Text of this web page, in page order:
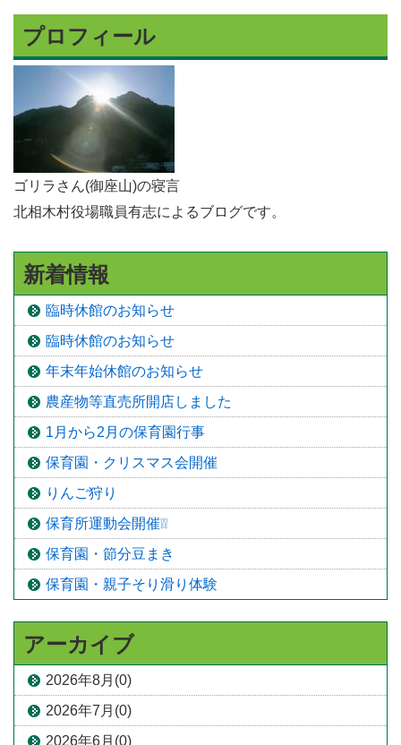
プロフィール
ゴリラさん(御座山)の寝言
北相木村役場職員有志によるブログです。
新着情報
臨時休館のお知らせ
臨時休館のお知らせ
年末年始休館のお知らせ
農産物等直売所開店しました
1月から2月の保育園行事
保育園・クリスマス会開催
りんご狩り
保育所運動会開催❕❕
保育園・節分豆まき
保育園・親子そり滑り体験
アーカイブ
2026年8月(0)
2026年7月(0)
2026年6月(0)